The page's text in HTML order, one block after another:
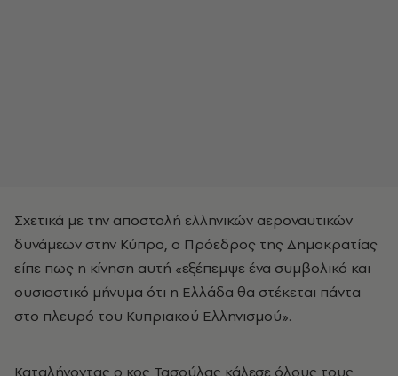
Σχετικά με την αποστολή ελληνικών αεροναυτικών
δυνάμεων στην Κύπρο, ο Πρόεδρος της Δημοκρατίας
είπε πως η κίνηση αυτή «εξέπεμψε ένα συμβολικό και
ουσιαστικό μήνυμα ότι η Ελλάδα θα στέκεται πάντα
στο πλευρό του Κυπριακού Ελληνισμού».
Καταλήγοντας ο κος Τασούλας κάλεσε όλους τους